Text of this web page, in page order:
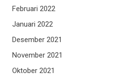
Februari 2022
Januari 2022
Desember 2021
November 2021
Oktober 2021